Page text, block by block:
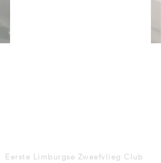
Eerste Limburgse Zweefvlieg Club